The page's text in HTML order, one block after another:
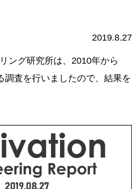
2019.8.27
ング研究所は、2010年から
査を行いましたので、結果を